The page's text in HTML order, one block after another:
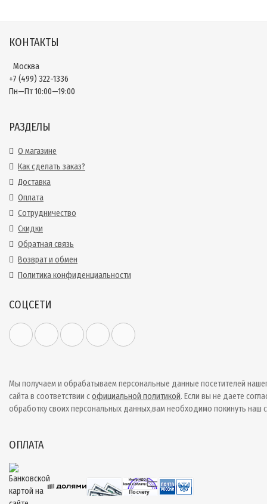
КОНТАКТЫ
Москва
+7 (499) 322-1336
Пн—Пт 10:00—19:00
РАЗДЕЛЫ
О магазине
Как сделать заказ?
Доставка
Оплата
Сотрудничество
Скидки
Обратная связь
Возврат и обмен
Политика конфиденциальности
СОЦСЕТИ
Мы получаем и обрабатываем персональные данные посетителей
сайта в соответствии софициальной политикой. Если вы не даете
обработку своих персональных данных,вам необходимо покинуть наш
ОПЛАТА